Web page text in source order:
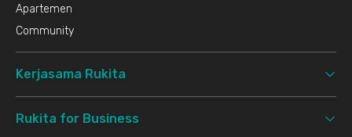
Apartemen
Community
Kerjasama Rukita
Rukita for Business